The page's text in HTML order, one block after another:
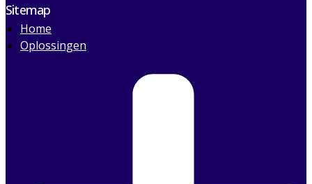
Sitemap
Home
Oplossingen